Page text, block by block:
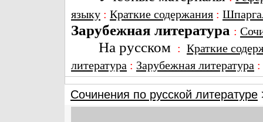
языку : Краткие содержания :
Зарубежная литература :
На русском : Краткие
литература : Зарубежная литература
Сочинения по русской литературе